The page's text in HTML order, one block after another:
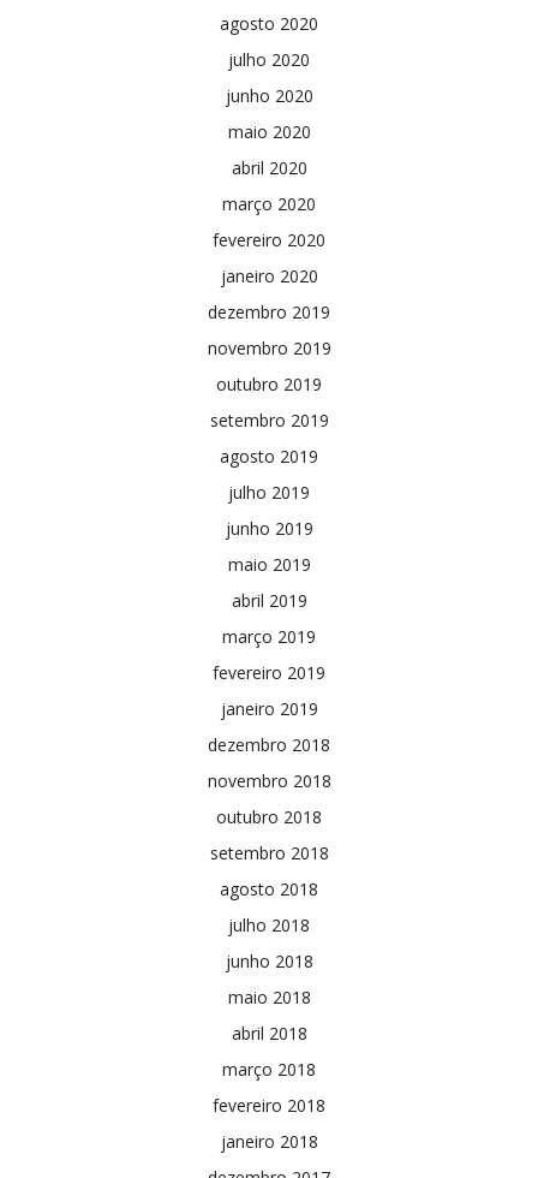
agosto 2020
julho 2020
junho 2020
maio 2020
abril 2020
março 2020
fevereiro 2020
janeiro 2020
dezembro 2019
novembro 2019
outubro 2019
setembro 2019
agosto 2019
julho 2019
junho 2019
maio 2019
abril 2019
março 2019
fevereiro 2019
janeiro 2019
dezembro 2018
novembro 2018
outubro 2018
setembro 2018
agosto 2018
julho 2018
junho 2018
maio 2018
abril 2018
março 2018
fevereiro 2018
janeiro 2018